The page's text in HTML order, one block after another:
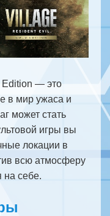
Edition — это
в мир ужаса и
может стать
игры вы
локации в
всю атмосферу
на себе.